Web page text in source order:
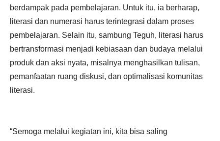
berdampak pada pembelajaran. Untuk itu, ia berharap,
literasi dan numerasi harus terintegrasi dalam proses
pembelajaran. Selain itu, sambung Teguh, literasi harus
bertransformasi menjadi kebiasaan dan budaya melalui
produk dan aksi nyata, misalnya menghasilkan tulisan,
pemanfaatan ruang diskusi, dan optimalisasi komunitas
literasi.
“Semoga melalui kegiatan ini, kita bisa saling